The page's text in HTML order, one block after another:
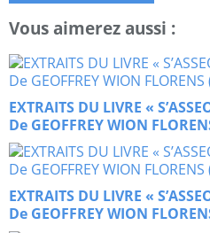
Vous aimerez aussi :
EXTRAITS DU LIVRE «
De GEOFFREY WION
EXTRAITS DU LIVRE «
De GEOFFREY WION